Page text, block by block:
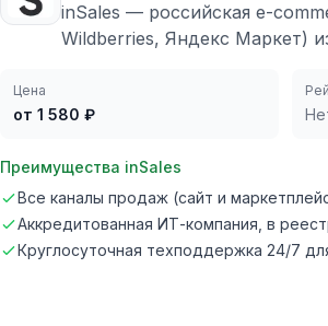
inSales — российская e-
Wildberries, Яндекс Маркет)
Цена
от 1 580 ₽
Преимущества inSales
Все каналы продаж (сайт и
Аккредитованная ИТ-компания, в
Круглосуточная техподдержка 24/7